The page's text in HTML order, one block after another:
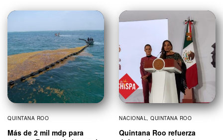
QUINTANA ROO
Más de 2 mil mdp para
NACIONAL, QUINTANA ROO
Quintana Roo refuerza